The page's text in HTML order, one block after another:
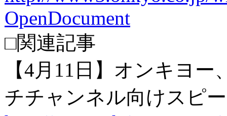
OpenDocument
□関連記事
【4月11日】オンキヨ
チチャンネル向けスピ